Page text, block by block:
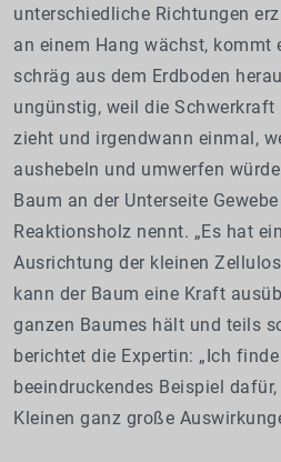
unterschiedliche Richtungen
an einem Hang wächst, kommt
schräg aus dem Erdboden
ungünstig, weil die
zieht und irgendwann einmal,
aushebeln und umwerfen
Baum an der Unterseite
Reaktionsholz nennt. „Es hat
Ausrichtung der kleinen
kann der Baum eine Kraft
ganzen Baumes hält und teils
berichtet die Expertin: „Ich
beeindruckendes Beispiel
Kleinen ganz große